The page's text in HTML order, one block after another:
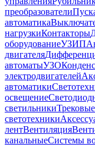
преобразователи
автоматика
нагрузкиКонтакторы
оборудованиеУЗИП
двигателя
автоматыУЗО
электродвигателей
автоматики
освещение
светильники
светотехники
лентВентиляция
канальныеСистемы